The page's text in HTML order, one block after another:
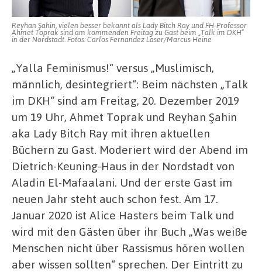
im
Reyhan Şahin, vielen besser bekannt als Lady Bitch Ray und FH-Professor
Ahmet Toprak sind am kommenden Freitag zu Gast beim „Talk im DKH“
in der Nordstadt. Fotos: Carlos Fernandez Laser/Marcus Heine
„Yalla Feminismus!“ versus „Muslimisch,
männlich, desintegriert“: Beim nächsten „Talk
im DKH“ sind am Freitag, 20. Dezember 2019
um 19 Uhr, Ahmet Toprak und Reyhan Şahin
aka Lady Bitch Ray mit ihren aktuellen
Büchern zu Gast. Moderiert wird der Abend im
Dietrich-Keuning-Haus in der Nordstadt von
Aladin El-Mafaalani. Und der erste Gast im
neuen Jahr steht auch schon fest. Am 17.
Januar 2020 ist Alice Hasters beim Talk und
wird mit den Gästen über ihr Buch „Was weiße
Menschen nicht über Rassismus hören wollen
aber wissen sollten“ sprechen. Der Eintritt zu